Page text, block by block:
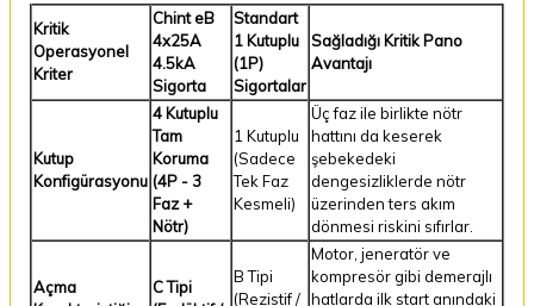
Kritik
Operasyonel
Kriter
Chint eB
4x25A
4.5kA
Sigorta
Standart
1 Kutuplu
(1P)
Sigortalar
Sağladığı Kritik Pano
Avantajı
Kutup
Konfigürasyonu
4 Kutuplu
Tam
Koruma
(4P - 3
Faz +
Nötr)
1 Kutuplu
(Sadece
Tek Faz
Kesmeli)
Üç faz ile birlikte nötr
hattını da keserek
şebekedeki
dengesizliklerde nötr
üzerinden ters akım
dönmesi riskini sıfırlar.
Açma
C Tipi
B Tipi
(Rezistif /
Motor, jeneratör ve
kompresör gibi demerajlı
hatlarda ilk start anındaki